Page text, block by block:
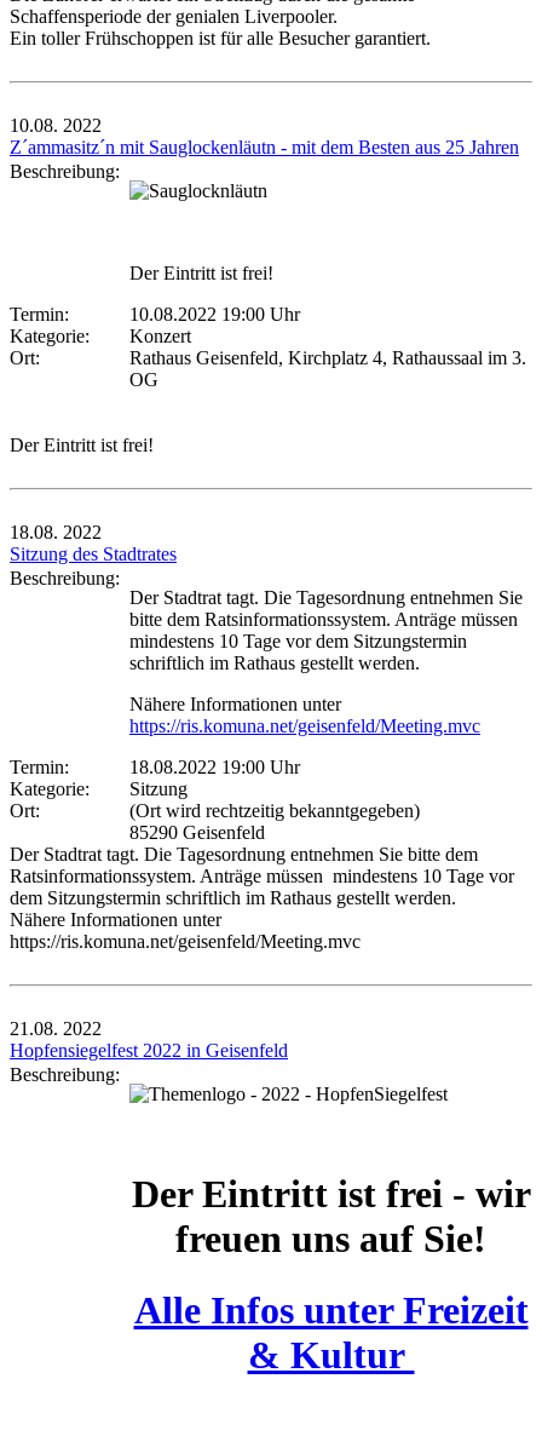
Schaffensperiode der genialen Liverpooler.
Ein toller Frühschoppen ist für alle Besucher garantiert.
10.08. 2022
Z´ammasitz´n mit Sauglockenläutn - mit dem Besten aus 25 Jahren
Beschreibung:
Der Eintritt ist frei!
Termin:
10.08.2022 19:00 Uhr
Kategorie:
Konzert
Ort:
Rathaus Geisenfeld, Kirchplatz 4, Rathaussaal im 3.
OG
Der Eintritt ist frei!
18.08. 2022
Sitzung des Stadtrates
Beschreibung:
Der Stadtrat tagt. Die Tagesordnung entnehmen Sie
bitte dem Ratsinformationssystem. Anträge müssen
mindestens 10 Tage vor dem Sitzungstermin
schriftlich im Rathaus gestellt werden.
Nähere Informationen unter
https://ris.komuna.net/geisenfeld/Meeting.mvc
Termin:
18.08.2022 19:00 Uhr
Kategorie:
Sitzung
Ort:
(Ort wird rechtzeitig bekanntgegeben)
85290 Geisenfeld
Der Stadtrat tagt. Die Tagesordnung entnehmen Sie bitte dem
Ratsinformationssystem. Anträge müssen mindestens 10 Tage vor
dem Sitzungstermin schriftlich im Rathaus gestellt werden.
Nähere Informationen unter
https://ris.komuna.net/geisenfeld/Meeting.mvc
21.08. 2022
Hopfensiegelfest 2022 in Geisenfeld
Beschreibung:
Der Eintritt ist frei - wir
freuen uns auf Sie!
Alle Infos unter Freizeit
& Kultur